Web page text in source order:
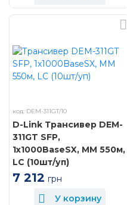
код: DEM-311GT/10
D-Link Трансивер DEM-
311GT SFP,
1x1000BaseSX, MM 550м,
LC (10шт/уп)
7 212 грн
У корзину